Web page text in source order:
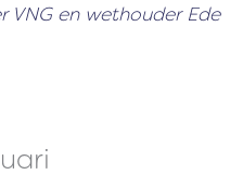
VNG en wethouder Ede